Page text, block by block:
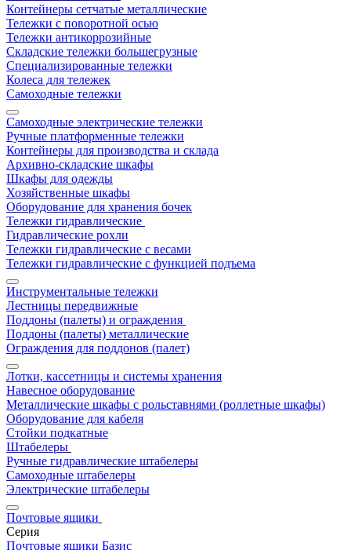
Контейнеры сетчатые металлические
Тележки с поворотной осью
Тележки антикоррозийные
Складские тележки большегрузные
Специализированные тележки
Колеса для тележек
Самоходные тележки
Самоходные электрические тележки
Ручные платформенные тележки
Контейнеры для производства и склада
Архивно-складские шкафы
Шкафы для одежды
Хозяйственные шкафы
Оборудование для хранения бочек
Тележки гидравлические
Гидравлические рохли
Тележки гидравлические с весами
Тележки гидравлические с функцией подъема
Инструментальные тележки
Лестницы передвижные
Поддоны (палеты) и ограждения
Поддоны (палеты) металлические
Ограждения для поддонов (палет)
Лотки, кассетницы и системы хранения
Навесное оборудование
Металлические шкафы с рольставнями (роллетные шкафы)
Оборудование для кабеля
Стойки подкатные
Штабелеры
Ручные гидравлические штабелеры
Самоходные штабелеры
Электрические штабелеры
Почтовые ящики
Серия
Почтовые ящики Базис